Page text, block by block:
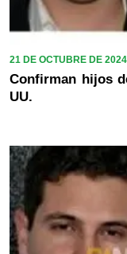
21 DE OCTUBRE DE 2024
Confirman hijos
UU.